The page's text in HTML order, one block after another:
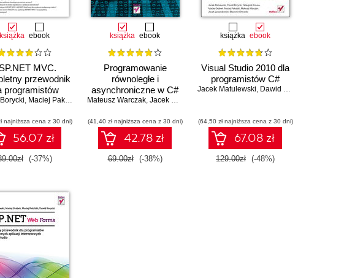
książka ebook
MVC.
przewodnik
programistów
aplikacji
Studio
, Maciej Pakulski Maciej Grabek,Jacek Matulewski
najniższa cena z 30 dni)
56.07 zł
(-37%)
książka ebook
Programowanie
równoległe i
asynchroniczne w C#
5.0
Mateusz Warczak, Jacek Matulewski
(41,40 zł najniższa cena z 30 dni)
42.78 zł
69.00zł (-38%)
książka ebook
Visual Studio 2010 dla
programistów C#
Jacek Matulewski, Dawid Borycki
(64,50 zł najniższa cena z 30 dni)
67.08 zł
129.00zł (-48%)